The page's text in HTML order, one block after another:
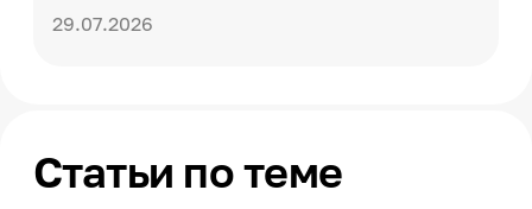
приятнее. Длина 4,1 м без стыков. Сплошная
подставки под горячее все же использую,
29.07.2026
Статьи по теме